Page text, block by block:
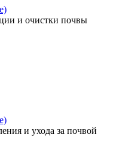
и очистки почвы
и ухода за почвой